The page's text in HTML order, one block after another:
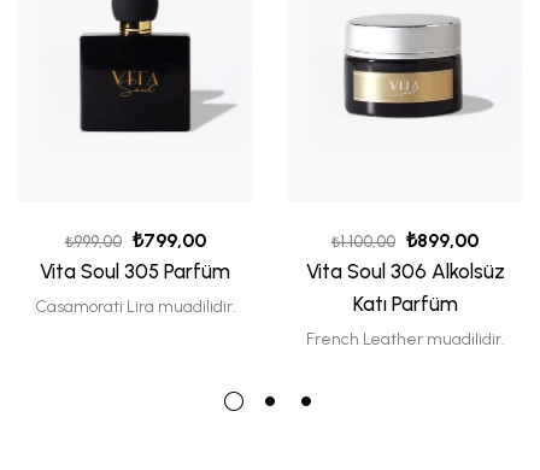
₺999,00 ₺799,00
Vita Soul 305 Parfüm
Casamorati Lira muadilidir.
₺1.100,00 ₺899,00
Vita Soul 306 Alkolsüz
Katı Parfüm
French Leather muadilidir.